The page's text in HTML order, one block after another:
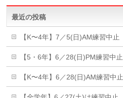
最近の投稿
【K〜4年】7／5(日)AM練習中止
【5・6年】6／28(日)PM練習中止
【K〜4年】6／28(日)AM練習中止